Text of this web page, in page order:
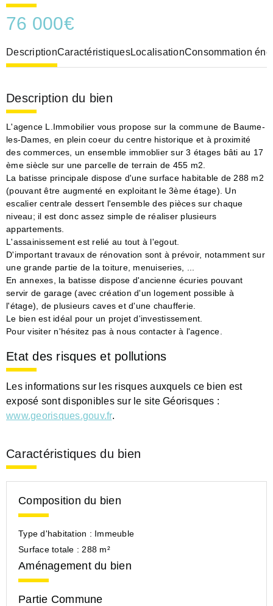
76 000€
DescriptionCaractéristiquesLocalisationConsommation
Description du bien
L'agence L.Immobilier vous propose sur la commune de Baume-
les-Dames, en plein coeur du centre historique et à proximité
des commerces, un ensemble immoblier sur 3 étages bâti au 17
ème siècle sur une parcelle de terrain de 455 m2.
La batisse principale dispose d'une surface habitable de 288 m2
(pouvant être augmenté en exploitant le 3ème étage). Un
escalier centrale dessert l'ensemble des pièces sur chaque
niveau; il est donc assez simple de réaliser plusieurs
appartements.
L'assainissement est relié au tout à l'egout.
D'important travaux de rénovation sont à prévoir, notamment sur
une grande partie de la toiture, menuiseries, ...
En annexes, la batisse dispose d'ancienne écuries pouvant
servir de garage (avec création d'un logement possible à
l'étage), de plusieurs caves et d'une chaufferie.
Le bien est idéal pour un projet d'investissement.
Pour visiter n'hésitez pas à nous contacter à l'agence.
Etat des risques et pollutions
Les informations sur les risques auxquels ce bien est
exposé sont disponibles sur le site Géorisques :
www.georisques.gouv.fr.
Caractéristiques du bien
Composition du bien
Type d'habitation : Immeuble
Surface totale : 288 m²
Aménagement du bien
Partie Commune